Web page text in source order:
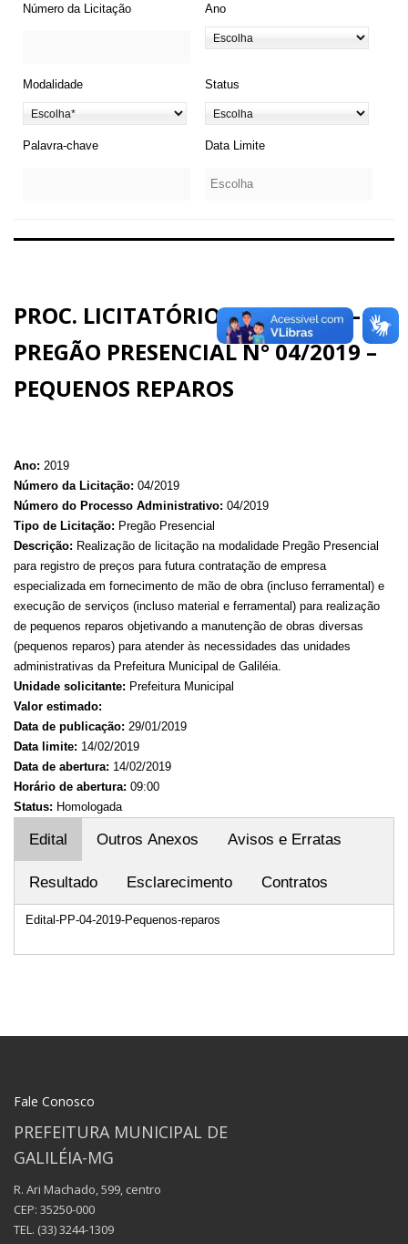
Número da Licitação Ano
Modalidade Status
Palavra-chave Data Limite
PROC. LICITATÓRIO N° 04/2019 –
PREGÃO PRESENCIAL N° 04/2019 –
PEQUENOS REPAROS
Ano: 2019
Número da Licitação: 04/2019
Número do Processo Administrativo: 04/2019
Tipo de Licitação: Pregão Presencial
Descrição: Realização de licitação na modalidade Pregão Presencial
para registro de preços para futura contratação de empresa
especializada em fornecimento de mão de obra (incluso ferramental) e
execução de serviços (incluso material e ferramental) para realização
de pequenos reparos objetivando a manutenção de obras diversas
(pequenos reparos) para atender às necessidades das unidades
administrativas da Prefeitura Municipal de Galiléia.
Unidade solicitante: Prefeitura Municipal
Valor estimado:
Data de publicação: 29/01/2019
Data limite: 14/02/2019
Data de abertura: 14/02/2019
Horário de abertura: 09:00
Status: Homologada
Edital Outros Anexos Avisos e Erratas
Resultado Esclarecimento Contratos
Edital-PP-04-2019-Pequenos-reparos
Fale Conosco
PREFEITURA MUNICIPAL DE
GALILÉIA-MG
R. Ari Machado, 599, centro
CEP: 35250-000
TEL. (33) 3244-1309